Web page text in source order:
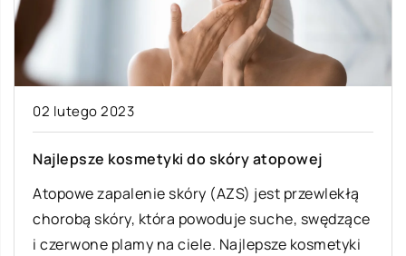
02 lutego 2023
Najlepsze kosmetyki do skóry atopowej
Atopowe zapalenie skóry (AZS) jest przewlekłą
chorobą skóry, która powoduje suche, swędzące
i czerwone plamy na ciele. Najlepsze kosmetyki